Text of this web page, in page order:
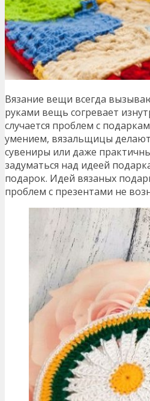
Вязание вещи всегда
руками вещь согревает
случается проблем с
умением, вязальщицы
сувениры или даже
задуматься над идеей
подарок. Идей вязаных
проблем с презентами не